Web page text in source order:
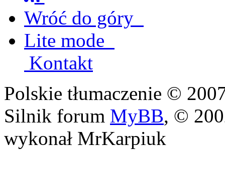
Wróć do góry
Lite mode
Kontakt
Polskie tłumaczenie ©
Silnik forum MyBB, ©
wykonał MrKarpiuk